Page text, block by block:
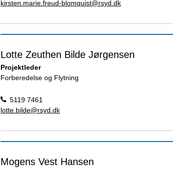
kirsten.marie.freud-blomquist@rsyd.dk
Lotte Zeuthen Bilde Jørgensen
Projektleder
Forberedelse og Flytning
5119 7461
lotte.bilde@rsyd.dk
Mogens Vest Hansen